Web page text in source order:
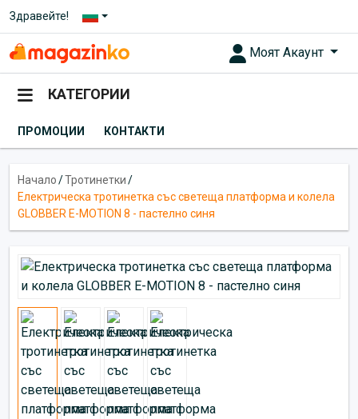
Здравейте!
Моят Акаунт
КАТЕГОРИИ
ПРОМОЦИИ КОНТАКТИ
Начало/Тротинетки/
Електрическа тротинетка със светеща платформа и колела
GLOBBER E-MOTION 8 - пастелно синя